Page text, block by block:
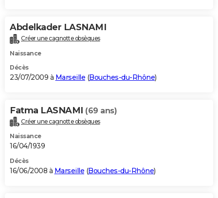
Abdelkader LASNAMI
Créer une cagnotte obsèques
Naissance
Décès
23/07/2009 à Marseille (Bouches-du-Rhône)
Fatma LASNAMI (69 ans)
Créer une cagnotte obsèques
Naissance
16/04/1939
Décès
16/06/2008 à Marseille (Bouches-du-Rhône)